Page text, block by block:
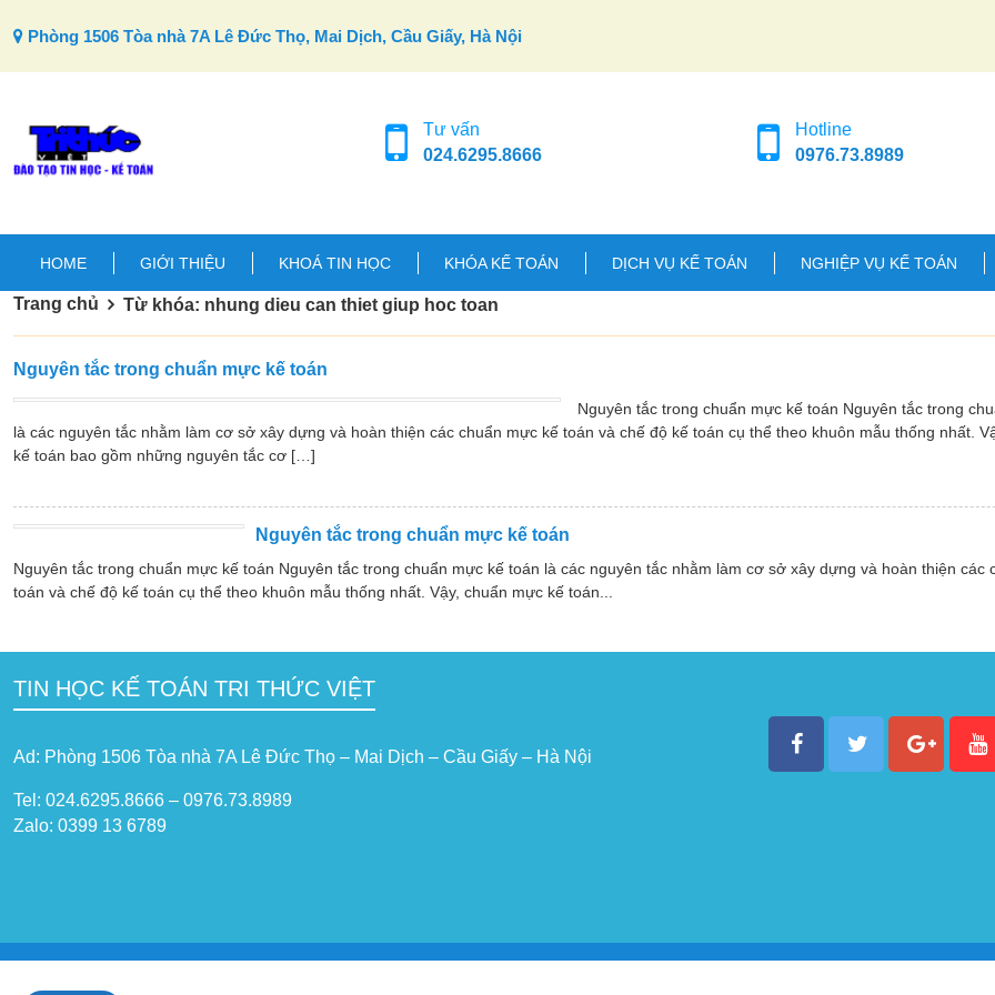
Phòng 1506 Tòa nhà 7A Lê Đức Thọ, Mai Dịch, Cầu Giấy, Hà Nội
Tư vấn
024.6295.8666
Hotline
0976.73.8989
HOME GIỚI THIỆU KHOÁ TIN HỌC KHÓA KẾ TOÁN DỊCH VỤ KẾ TOÁN NGHIỆP VỤ KẾ TOÁN
Trang chủ Từ khóa: nhung dieu can thiet giup hoc toan
Nguyên tắc trong chuẩn mực kế toán
Nguyên tắc trong chuẩn mực kế toán Nguyên tắc trong
là các nguyên tắc nhằm làm cơ sở xây dựng và hoàn thiện các chuẩn mực kế toán và chế độ kế toán cụ thể theo khuôn mẫu thống nhất.
kế toán bao gồm những nguyên tắc cơ […]
Nguyên tắc trong chuẩn mực kế toán
Nguyên tắc trong chuẩn mực kế toán Nguyên tắc trong chuẩn mực kế toán là các nguyên tắc nhằm làm cơ sở xây dựng và hoàn thiện các
toán và chế độ kế toán cụ thể theo khuôn mẫu thống nhất. Vậy, chuẩn mực kế toán...
TIN HỌC KẾ TOÁN TRI THỨC VIỆT
Ad: Phòng 1506 Tòa nhà 7A Lê Đức Thọ – Mai Dịch – Cầu Giấy – Hà Nội
Tel: 024.6295.8666 – 0976.73.8989
Zalo: 0399 13 6789